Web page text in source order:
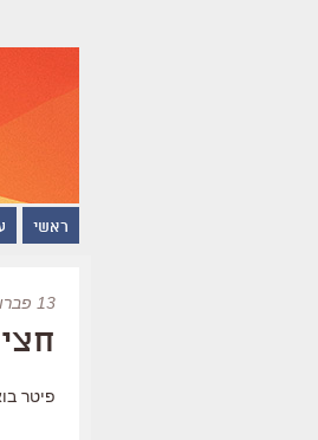
ראשי
13 פברואר 2007 | 13:09
פיטר